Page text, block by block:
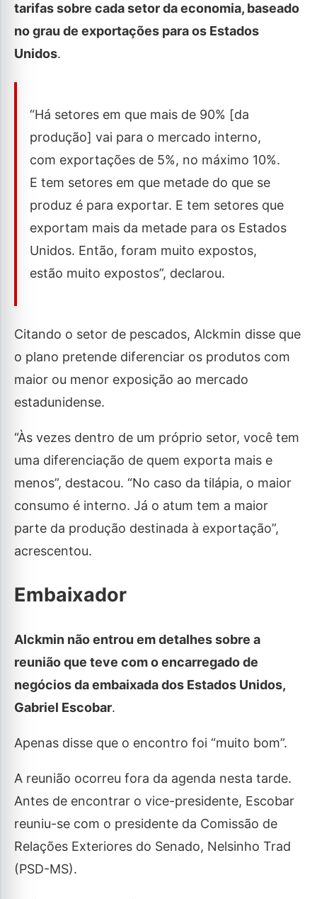
tarifas sobre cada setor da economia, baseado
no grau de exportações para os Estados
Unidos.
“Há setores em que mais de 90% [da
produção] vai para o mercado interno,
com exportações de 5%, no máximo 10%.
E tem setores em que metade do que se
produz é para exportar. E tem setores que
exportam mais da metade para os Estados
Unidos. Então, foram muito expostos,
estão muito expostos”, declarou.
Citando o setor de pescados, Alckmin disse que
o plano pretende diferenciar os produtos com
maior ou menor exposição ao mercado
estadunidense.
“Às vezes dentro de um próprio setor, você tem
uma diferenciação de quem exporta mais e
menos”, destacou. “No caso da tilápia, o maior
consumo é interno. Já o atum tem a maior
parte da produção destinada à exportação”,
acrescentou.
Embaixador
Alckmin não entrou em detalhes sobre a
reunião que teve com o encarregado de
negócios da embaixada dos Estados Unidos,
Gabriel Escobar.
Apenas disse que o encontro foi “muito bom”.
A reunião ocorreu fora da agenda nesta tarde.
Antes de encontrar o vice-presidente, Escobar
reuniu-se com o presidente da Comissão de
Relações Exteriores do Senado, Nelsinho Trad
(PSD-MS).